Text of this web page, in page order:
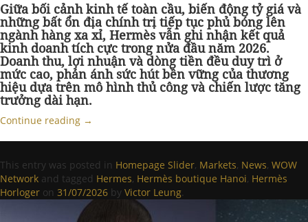
Giữa bối cảnh kinh tế toàn cầu, biến động tỷ giá và
những bất ổn địa chính trị tiếp tục phủ bóng lên
ngành hàng xa xỉ, Hermès vẫn ghi nhận kết quả
kinh doanh tích cực trong nửa đầu năm 2026.
Doanh thu, lợi nhuận và dòng tiền đều duy trì ở
mức cao, phản ánh sức hút bền vững của thương
hiệu dựa trên mô hình thủ công và chiến lược tăng
trưởng dài hạn.
Continue reading →
This entry was posted in Homepage Slider, Markets, News, WOW
Network and tagged Hermes, Hermès boutique Hanoi, Hermès
Horloger on 31/07/2026 by Victor Leung.